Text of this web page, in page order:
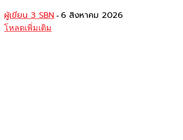
ผู้เขียน 3 SBN - 6 สิงหาคม 2026
โหลดเพิ่มเติม